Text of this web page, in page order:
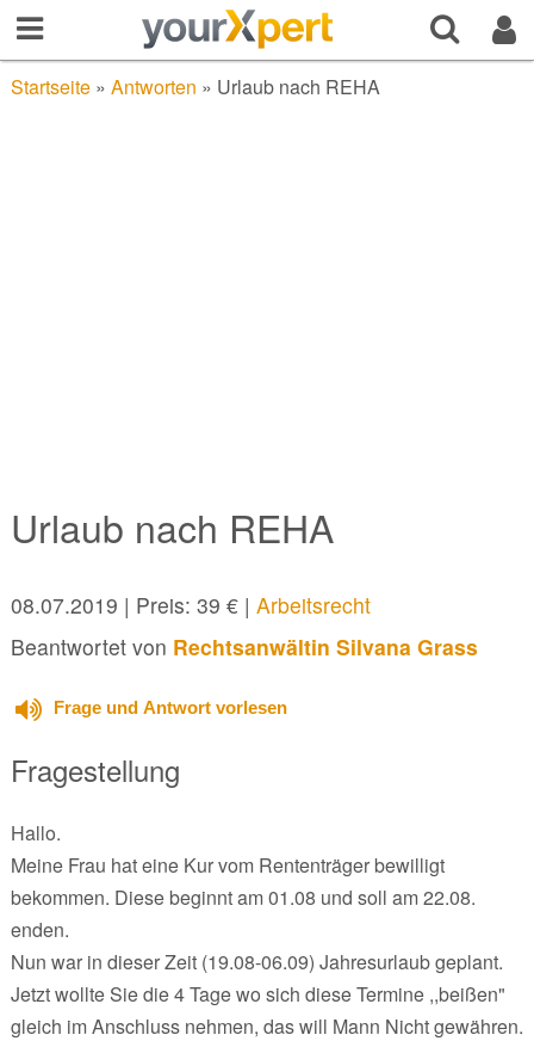
Startseite» Antworten » Urlaub nach REHA
Urlaub nach REHA
08.07.2019 | Preis: 39 € | Arbeitsrecht
Beantwortet von Rechtsanwältin Silvana Grass
Frage und Antwort vorlesen
Fragestellung
Hallo.
Meine Frau hat eine Kur vom Rententräger bewilligt
bekommen. Diese beginnt am 01.08 und soll am 22.08.
enden.
Nun war in dieser Zeit (19.08-06.09) Jahresurlaub geplant.
Jetzt wollte Sie die 4 Tage wo sich diese Termine ,,beißen"
gleich im Anschluss nehmen, das will Mann Nicht gewähren.